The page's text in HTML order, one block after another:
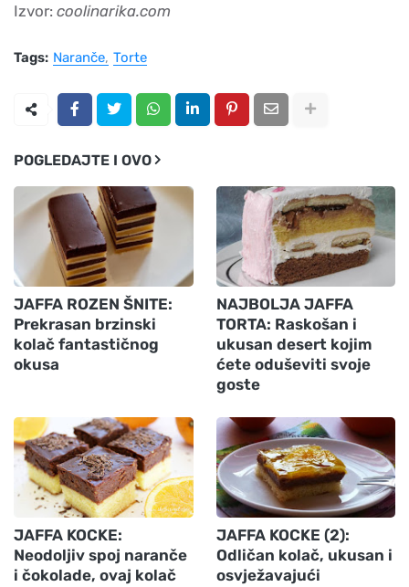
Izvor: coolinarika.com
Tags: Naranče Torte
POGLEDAJTE I OVO
JAFFA ROZEN ŠNITE:
Prekrasan brzinski
kolač fantastičnog
okusa
NAJBOLJA JAFFA
TORTA: Raskošan i
ukusan desert kojim
ćete oduševiti svoje
goste
JAFFA KOCKE:
Neodoljiv spoj naranče
i čokolade, ovaj kolač
JAFFA KOCKE (2):
Odličan kolač, ukusan i
osvježavajući